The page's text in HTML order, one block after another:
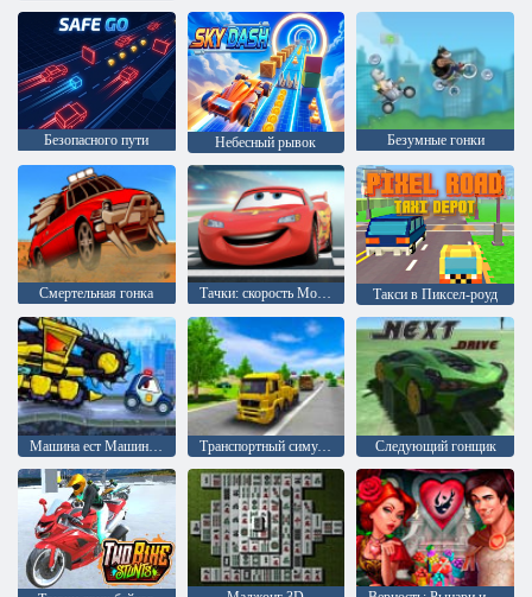
Безопасного пути Небесный рывок Безумные гонки
Смертельная гонка Тачки: скорость Молнии Такси в Пиксел-роуд
Машина ест Машину: Злые автомобили Транспортный симулятор вождения Следующий гонщик